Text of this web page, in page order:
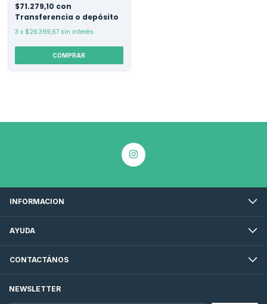
$71.279,10 con
Transferencia o depósito
3 x $26.399,67 sin interés
COMPRAR
INFORMACION
AYUDA
CONTACTÁNOS
NEWSLETTER